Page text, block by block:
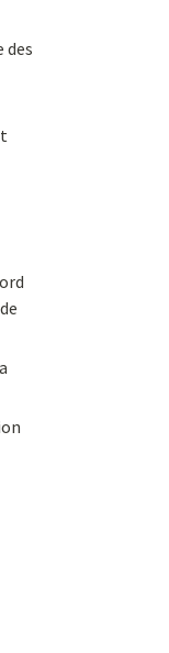
des